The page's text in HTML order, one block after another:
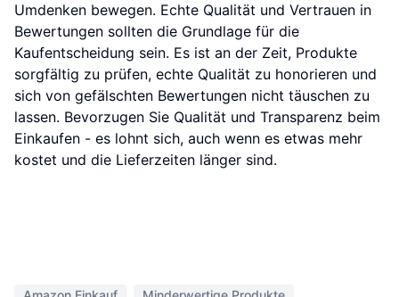
Umdenken bewegen. Echte Qualität und Vertrauen in
Bewertungen sollten die Grundlage für die
Kaufentscheidung sein. Es ist an der Zeit, Produkte
sorgfältig zu prüfen, echte Qualität zu honorieren und
sich von gefälschten Bewertungen nicht täuschen zu
lassen. Bevorzugen Sie Qualität und Transparenz beim
Einkaufen - es lohnt sich, auch wenn es etwas mehr
kostet und die Lieferzeiten länger sind.